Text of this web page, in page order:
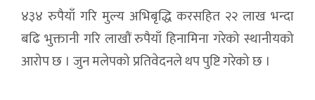
४३४ रुपैयाँ गरि मुल्य अभिबृद्धि करसहित २२ लाख भन्दा
बढि भुक्तानी गरि लाखौं रुपैयाँ हिनामिना गरेको स्थानीयको
आरोप छ । जुन मलेपको प्रतिवेदनले थप पुष्टि गरेको छ ।